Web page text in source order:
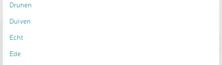
Drunen
Duiven
Echt
Ede